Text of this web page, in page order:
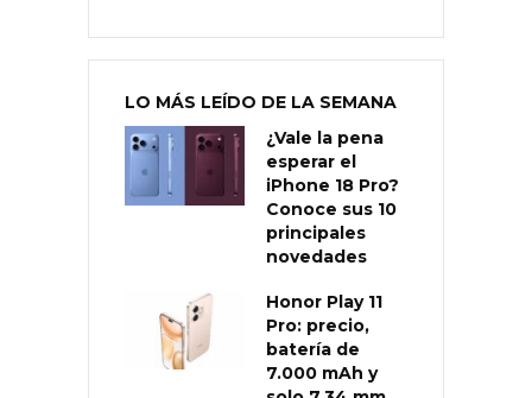
LO MÁS LEÍDO DE LA SEMANA
¿Vale la pena
esperar el
iPhone 18 Pro?
Conoce sus 10
principales
novedades
Honor Play 11
Pro: precio,
batería de
7.000 mAh y